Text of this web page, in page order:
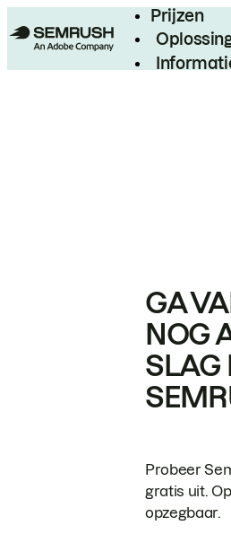
Prijzen
GA
NOG
SLAG
Probeer
gratis uit.
opzegbaar.